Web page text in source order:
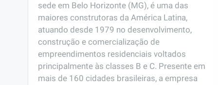
sede em Belo Horizonte (MG), é uma das
maiores construtoras da América Latina,
atuando desde 1979 no desenvolvimento,
construção e comercialização de
empreendimentos residenciais voltados
principalmente às classes B e C. Presente em
mais de 160 cidades brasileiras, a empresa